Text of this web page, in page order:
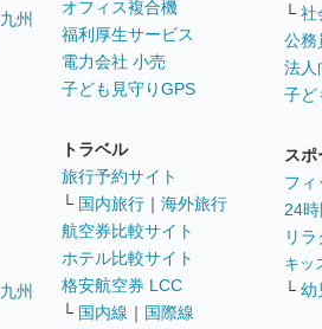
九州
九州
オフィス複合機
福利厚生サービス
電力会社 小売
子ども見守りGPS
トラベル
旅行予約サイト
└ 国内旅行 ｜ 海外旅行
航空券比較サイト
ホテル比較サイト
格安航空券 LCC
└ 国内線 ｜ 国際線
└ 社
公務
法人
子ど
ス
フィ
24
リ
キッ
└ 幼